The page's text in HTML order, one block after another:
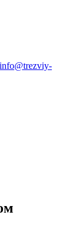
info@trezviy-